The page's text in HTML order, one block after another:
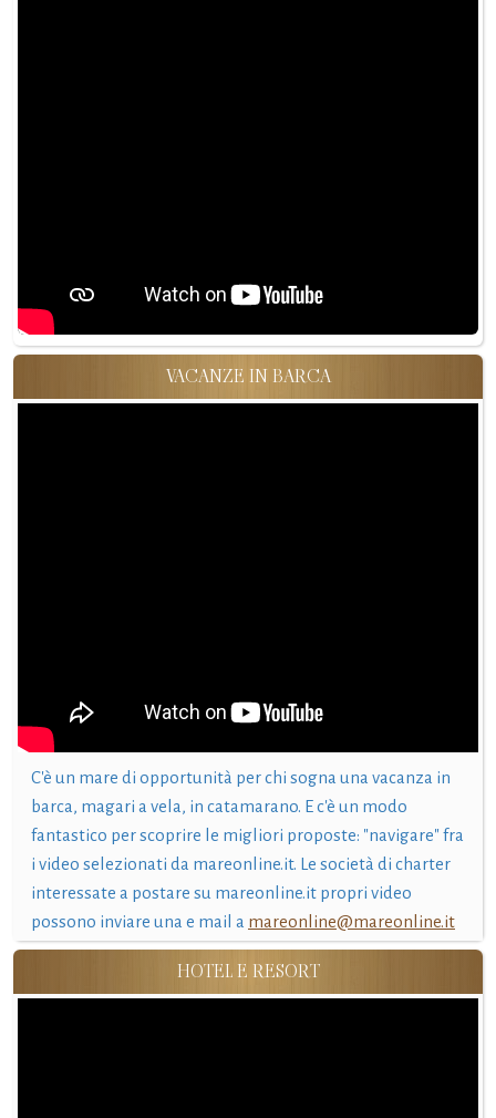
VACANZE IN BARCA
C'è un mare di opportunità per chi sogna una vacanza in
barca, magari a vela, in catamarano. E c'è un modo
fantastico per scoprire le migliori proposte: "navigare" fra
i video selezionati da mareonline.it. Le società di charter
interessate a postare su mareonline.it propri video
possono inviare una e mail a mareonline@mareonline.it
HOTEL E RESORT